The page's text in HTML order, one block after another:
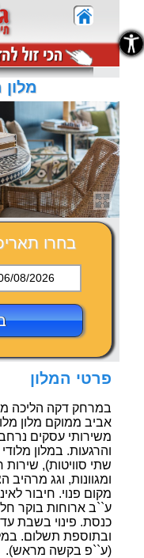
בחרו
08/2026
פרטי המלון
במרחק דקה הליכה
אביב ממוקם מלון
משירותי עסקים
שתי סוויטות), שירות
ומגוונות, וגג
מקום פנוי. חיבור
ע``ב ארוחות בוקר
ובתוספת תשלום.
(ע``פ בקשה מראש).
נגישות
נגישות